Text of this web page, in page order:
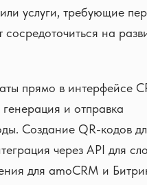
услуги, требующие
на
прямо в интерфейсе
и отправка
Создание QR-кодов
через API для
для amoCRM и